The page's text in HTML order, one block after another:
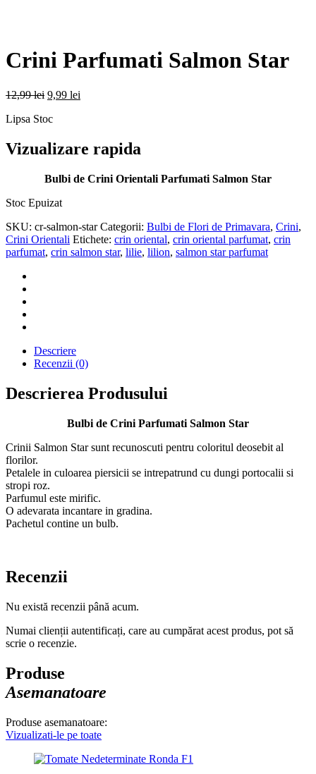
Crini Parfumati Salmon Star
12,99lei Prețul
a
12,99 lei.
9,99 lei
Lipsa Stoc
Vizualizare rapida
Bulbi de Crini Orientali Parfumati Salmon Star
Stoc Epuizat
SKU: cr-salmon-star Categorii: Bulbi de Flori de Primavara, Crini,
Crini Orientali Etichete: crin oriental, crin oriental parfumat, crin
parfumat, crin salmon star, lilie, lilion, salmon star parfumat
Descriere
Recenzii (0)
Descrierea Produsului
Bulbi de Crini Parfumati Salmon Star
Crinii Salmon Star sunt recunoscuti pentru coloritul deosebit al
florilor.
Petalele in culoarea piersicii se intrepatrund cu dungi portocalii si
stropi roz.
Parfumul este mirific.
O adevarata incantare in gradina.
Pachetul contine un bulb.
Recenzii
Nu există recenzii până acum.
Numai clienții autentificați, care au cumpărat acest produs, pot să
scrie o recenzie.
Produse
Asemanatoare
Produse asemanatoare:
Vizualizati-le pe toate